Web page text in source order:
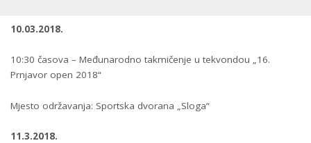
10.03.2018.
10:30 časova – Međunarodno takmičenje u tekvondou „16.
Prnjavor open 2018“
Mjesto održavanja: Sportska dvorana „Sloga“
11.3.2018.